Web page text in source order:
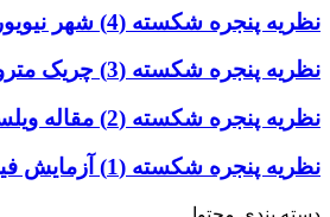
نظریه پنجره شکسته (4) شهر نیویورک تغییر می‌کند!
نظریه پنجره شکسته (3) چریک مترو نیویورک 1984
نظریه پنجره شکسته (2) مقاله ویلسون و کلینگ
نظریه پنجره شکسته (1) آزمایش فیلیپ زیمباردو 1969